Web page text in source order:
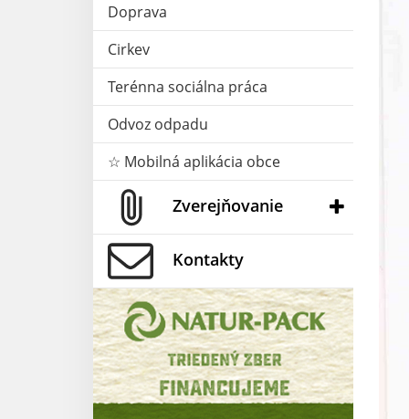
Doprava
Cirkev
Terénna sociálna práca
Odvoz odpadu
☆ Mobilná aplikácia obce
Zverejňovanie
Kontakty